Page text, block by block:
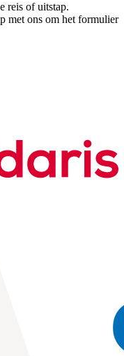
reis of uitstap.
met ons om het formulier